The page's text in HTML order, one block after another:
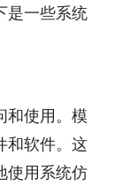
是一些系统
和使用。模
和软件。这
使用系统仿